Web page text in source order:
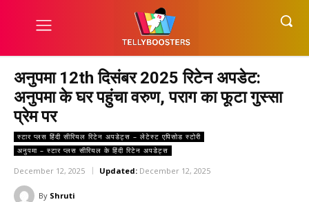
अनुपमा 12th दिसंबर 2025 रिटेन अपडेट:
अनुपमा के घर पहुंचा वरुण, पराग का फूटा गुस्सा
प्रेम पर
स्टार प्लस हिंदी सीरियल रिटेन अपडेट्स – लेटेस्ट एपिसोड स्टोरी
अनुपमा – स्टार प्लस सीरियल के हिंदी रिटेन अपडेट्स
December 12, 2025 Updated: December 12, 2025
By Shruti